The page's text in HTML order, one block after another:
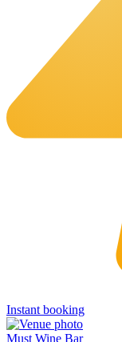
Instant booking
Must Wine Bar